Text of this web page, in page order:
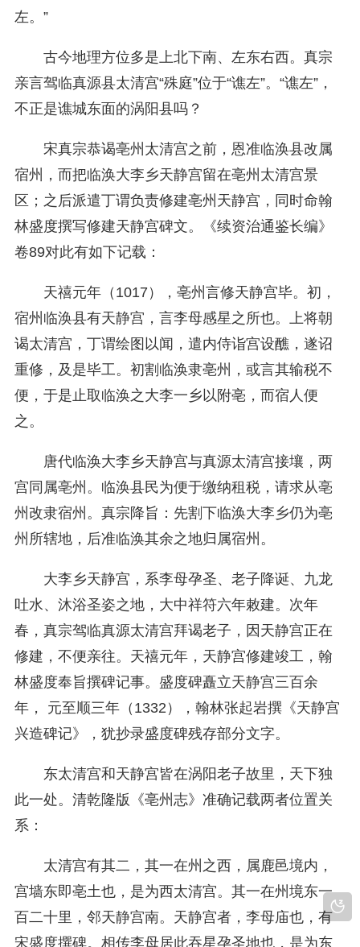
左。”
古今地理方位多是上北下南、左东右西。真宗
亲言驾临真源县太清宫“殊庭”位于“谯左”。“谯左”，
不正是谯城东面的涡阳县吗？
宋真宗恭谒亳州太清宫之前，恩准临涣县改属
宿州，而把临涣大李乡天静宫留在亳州太清宫景
区；之后派遣丁谓负责修建亳州天静宫，同时命翰
林盛度撰写修建天静宫碑文。《续资治通鉴长编》
卷89对此有如下记载：
天禧元年（1017），亳州言修天静宫毕。初，
宿州临涣县有天静宫，言李母感星之所也。上将朝
谒太清宫，丁谓绘图以闻，遣内侍诣宫设醮，遂诏
重修，及是毕工。初割临涣隶亳州，或言其输税不
便，于是止取临涣之大李一乡以附亳，而宿人便
之。
唐代临涣大李乡天静宫与真源太清宫接壤，两
宫同属亳州。临涣县民为便于缴纳租税，请求从亳
州改隶宿州。真宗降旨：先割下临涣大李乡仍为亳
州所辖地，后准临涣其余之地归属宿州。
大李乡天静宫，系李母孕圣、老子降诞、九龙
吐水、沐浴圣姿之地，大中祥符六年敕建。次年
春，真宗驾临真源太清宫拜谒老子，因天静宫正在
修建，不便亲往。天禧元年，天静宫修建竣工，翰
林盛度奉旨撰碑记事。盛度碑矗立天静宫三百余
年， 元至顺三年（1332），翰林张起岩撰《天静宫
兴造碑记》，犹抄录盛度碑残存部分文字。
东太清宫和天静宫皆在涡阳老子故里，天下独
此一处。清乾隆版《亳州志》准确记载两者位置关
系：
太清宫有其二，其一在州之西，属鹿邑境内，
宫墙东即亳土也，是为西太清宫。其一在州境东一
百二十里，邻天静宫南。天静宫者，李母庙也，有
宋盛度撰碑。相传李母居此吞星孕圣地也，是为东